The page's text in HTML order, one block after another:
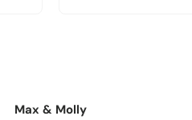
Max & Molly